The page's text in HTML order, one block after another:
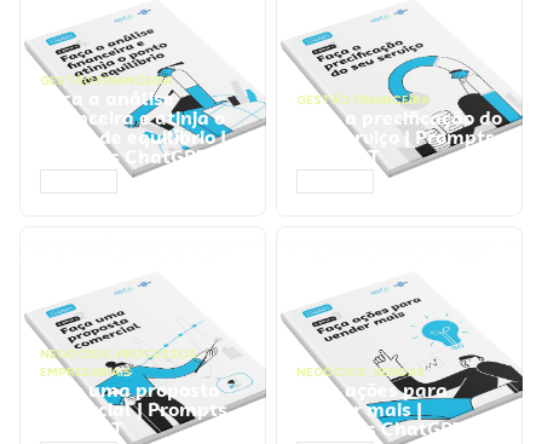
GESTÃO FINANCEIRA
Faça a análise
financeira e atinja o
ponto de equilíbrio |
Prompts ChatGPT
GESTÃO FINANCEIRA
Faça a precificação do
seu serviço | Prompts
ChatGPT
NEGÓCIOS, PROCESSOS
EMPRESARIAIS
Faça uma proposta
comercial | Prompts
ChatGPT
NEGÓCIOS, VENDAS
Faça ações para
vender mais |
Prompts ChatGPT